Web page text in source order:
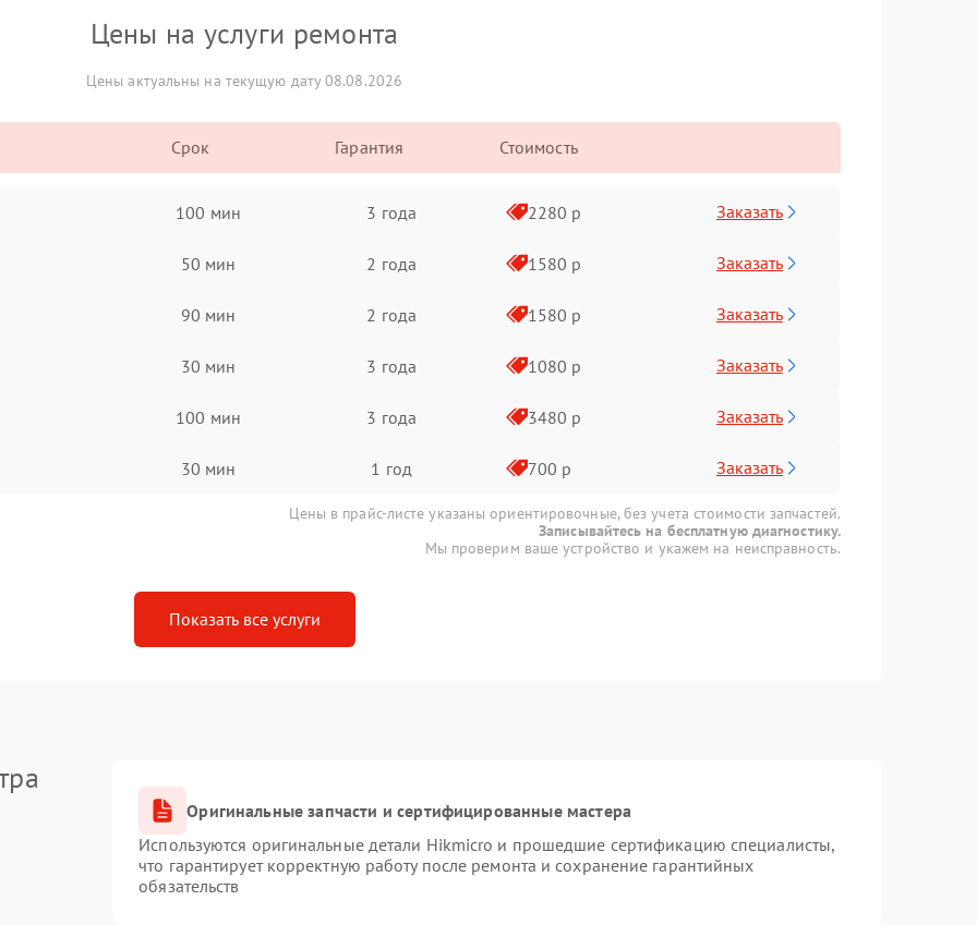
Цены на услуги ремонта
Цены актуальны на текущую дату 08.08.2026
Срок Гарантия Стоимость
100 мин 3 года 2280 р Заказать
50 мин 2 года 1580 р Заказать
90 мин 2 года 1580 р Заказать
30 мин 3 года 1080 р Заказать
100 мин 3 года 3480 р Заказать
30 мин 1 год 700 р Заказать
Цены в прайс-листе указаны ориентировочные, без учета стоимости запчастей.
Записывайтесь на бесплатную диагностику.
Мы проверим ваше устройство и укажем на неисправность.
Показать все услуги
Оригинальные запчасти и сертифицированные мастера
Используются оригинальные детали Hikmicro и прошедшие сертификацию специалисты,
что гарантирует корректную работу после ремонта и сохранение гарантийных
обязательств